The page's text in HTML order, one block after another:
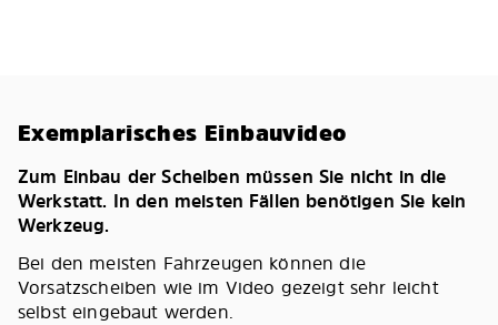
Exemplarisches Einbauvideo
Zum Einbau der Scheiben müssen Sie nicht in die
Werkstatt. In den meisten Fällen benötigen Sie kein
Werkzeug.
Bei den meisten Fahrzeugen können die
Vorsatzscheiben wie im Video gezeigt sehr leicht
selbst eingebaut werden.